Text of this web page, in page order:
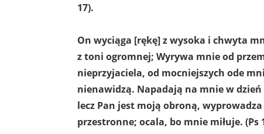
17).
On wyciąga [rękę] z wysoka i chwyta
z toni ogromnej; Wyrywa mnie od
nieprzyjaciela, od mocniejszych ode
nienawidzą. Napadają na mnie w dzień
lecz Pan jest moją obroną,
przestronne; ocala, bo mnie miłuje. (Ps